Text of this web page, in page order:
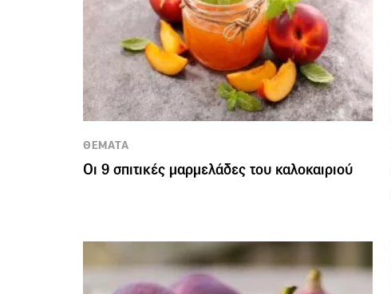
ΘΕΜΑΤΑ
Οι 9 σπιτικές μαρμελάδες του καλοκαιριού